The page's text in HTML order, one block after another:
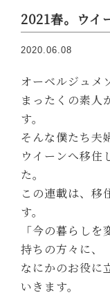
2021春。ウ
2020.06.08
オーベルジュメ
まったくの素人
す。
そんな僕たち夫
ウイーンへ移住
た。
この連載は、移
す。
「今の暮らし
持ちの方々に、
なにかのお役に
いきます。